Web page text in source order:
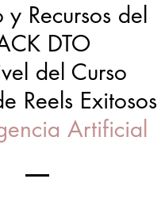
y Recursos del
DTO
del Curso
Reels Exitosos
Artificial